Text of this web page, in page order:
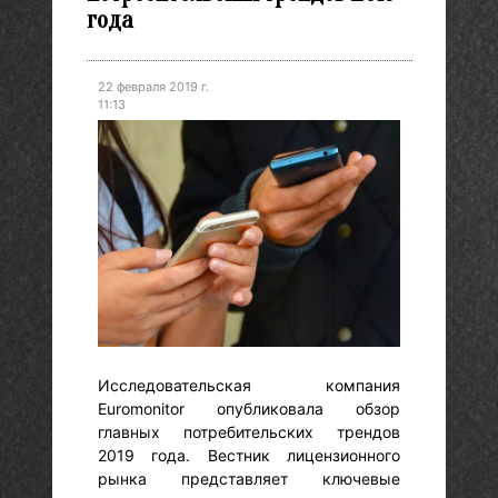
года
22 февраля 2019 г.
11:13
Исследовательская компания
Euromonitor опубликовала обзор
главных потребительских трендов
2019 года. Вестник лицензионного
рынка представляет ключевые